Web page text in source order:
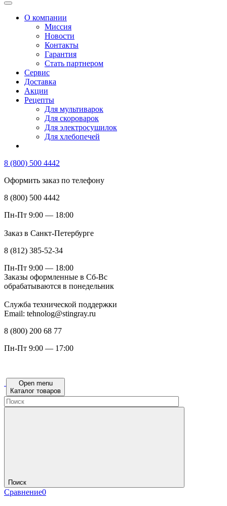
О компании
Миссия
Новости
Контакты
Гарантия
Стать партнером
Сервис
Доставка
Акции
Рецепты
Для мультиварок
Для скороварок
Для электросушилок
Для хлебопечей
8 (800) 500 4442
Оформить заказ по телефону
8 (800) 500 4442
Пн-Пт 9:00 — 18:00
Заказ в Санкт-Петербурге
8 (812) 385-52-34
Пн-Пт 9:00 — 18:00
Заказы оформленные в Сб-Вс
обрабатываются в понедельник
Служба технической поддержки
Email: tehnolog@stingray.ru
8 (800) 200 68 77
Пн-Пт 9:00 — 17:00
Open menu
Каталог товаров
Поиск
Сравнение0